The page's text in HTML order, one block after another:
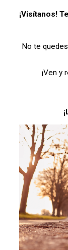
¡Visítanos!
No te
¡Ven y